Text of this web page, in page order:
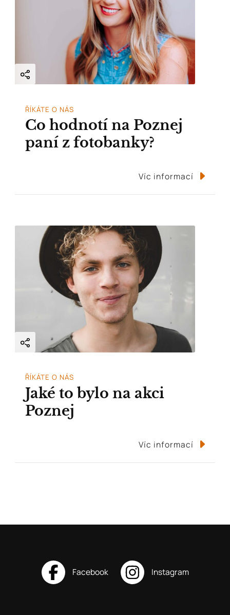
ŘÍKÁTE O NÁS
Co hodnotí na Poznej
paní z fotobanky?
Víc informací
ŘÍKÁTE O NÁS
Jaké to bylo na akci
Poznej
Víc informací